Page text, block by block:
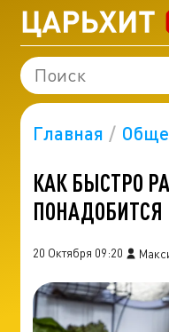
Главная
КАК БЫСТРО
20 Октября 09:20